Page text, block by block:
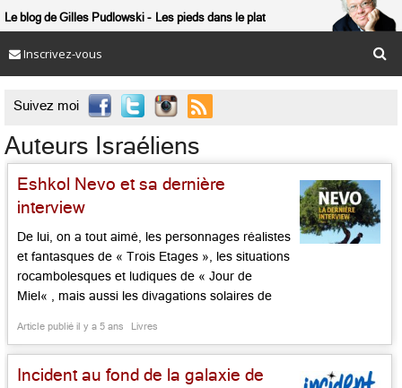
Le blog de Gilles Pudlowski Les pieds dans le plat
Inscrivez-vous
Suivez moi 
Auteurs Israéliens
Eshkol Nevo et sa dernière
interview
De lui, on a tout aimé, les personnages réalistes
et fantasques de « Trois Etages », les situations
rocambolesques et ludiques de « Jour de
Miel« , mais aussi les divagations solaires de
les désirs et ambitions de quatre amis autour de
la Coupe du Monde de football de […]...
Article publié il y a 5 ans Livres
Incident au fond de la galaxie de